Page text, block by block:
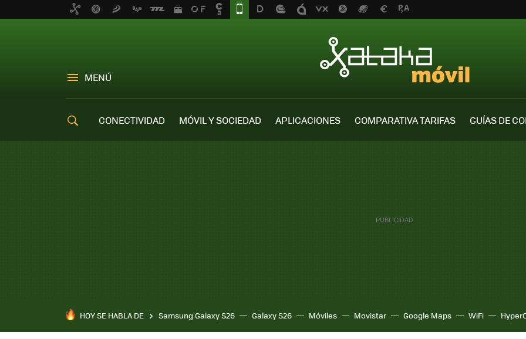
MENÚ
CONECTIVIDAD MÓVIL Y SOCIEDAD APLICACIONES COMPARATIVA TARIFAS
GUÍAS DE
HOY SE HABLA DE Samsung Galaxy S26 Galaxy S26 Móviles Movistar Google Maps WiFi